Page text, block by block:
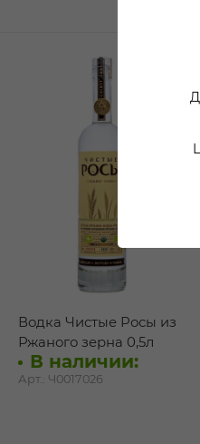
Водка Чистые Росы из
Ржаного зерна 0,5л
В наличии:
Арт.: Ч0017026